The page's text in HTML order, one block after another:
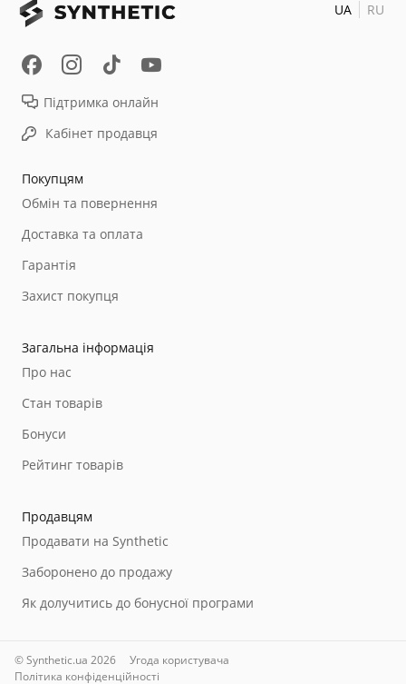
Покупцям
Обмін та повернення
Доставка та оплата
Гарантія
Захист покупця
Загальна інформація
Про нас
Стан товарів
Бонуси
Рейтинг товарів
Продавцям
Продавати на Synthetic
Заборонено до продажу
Як долучитись до бонусної програми
Підтримка онлайн
Кабінет продавця
© Synthetic.ua 2026
Угода користувача
Політика конфіденційності
UA RU